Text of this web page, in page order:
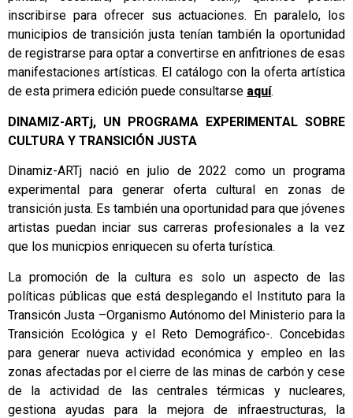
inscribirse para ofrecer sus actuaciones. En paralelo, los
municipios de transición justa tenían también la oportunidad
de registrarse para optar a convertirse en anfitriones de esas
manifestaciones artísticas. El catálogo con la oferta artística
de esta primera edición puede consultarse aquí.
DINAMIZ-ARTj, UN PROGRAMA EXPERIMENTAL SOBRE
CULTURA Y TRANSICIÓN JUSTA
Dinamiz-ARTj nació en julio de 2022 como un programa
experimental para generar oferta cultural en zonas de
transición justa. Es también una oportunidad para que jóvenes
artistas puedan inciar sus carreras profesionales a la vez
que los municpios enriquecen su oferta turística.
La promoción de la cultura es solo un aspecto de las
políticas públicas que está desplegando el Instituto para la
Transicón Justa –Organismo Autónomo del Ministerio para la
Transición Ecológica y el Reto Demográfico-. Concebidas
para generar nueva actividad económica y empleo en las
zonas afectadas por el cierre de las minas de carbón y cese
de la actividad de las centrales térmicas y nucleares,
gestiona ayudas para la mejora de infraestructuras, la